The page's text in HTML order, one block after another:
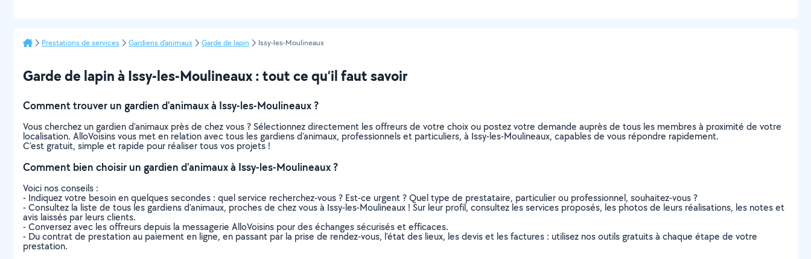
Prestations de services Gardiens d'animaux Garde de lapin Issy-les-Moulineaux
Garde de lapin à Issy-les-Moulineaux : tout ce qu’il faut savoir
Comment trouver un gardien d'animaux à Issy-les-Moulineaux ?
Vous cherchez un gardien d'animaux près de chez vous ? Sélectionnez directement les offreurs de votre choix ou postez votre demande auprès de tous les membres à proximité de votre
localisation. AlloVoisins vous met en relation avec tous les gardiens d'animaux, professionnels et particuliers, à Issy-les-Moulineaux, capables de vous répondre rapidement.
C’est gratuit, simple et rapide pour réaliser tous vos projets !
Comment bien choisir un gardien d'animaux à Issy-les-Moulineaux ?
Voici nos conseils :
- Indiquez votre besoin en quelques secondes : quel service recherchez-vous ? Est-ce urgent ? Quel type de prestataire, particulier ou professionnel, souhaitez-vous ?
- Consultez la liste de tous les gardiens d'animaux, proches de chez vous à Issy-les-Moulineaux ! Sur leur profil, consultez les services proposés, les photos de leurs réalisations, les notes et
avis laissés par leurs clients.
- Conversez avec les offreurs depuis la messagerie AlloVoisins pour des échanges sécurisés et efficaces.
- Du contrat de prestation au paiement en ligne, en passant par la prise de rendez-vous, l’état des lieux, les devis et les factures : utilisez nos outils gratuits à chaque étape de votre
prestation.